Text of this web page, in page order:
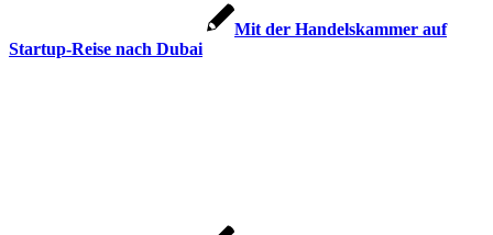
Mit der Handelskammer auf
Startup-Reise nach Dubai